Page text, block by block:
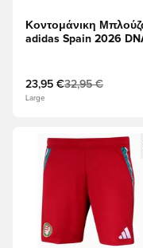
Κοντομάνικη
adidas Spain 2026
23,95 €32,95 €
Large
Ανοίγει ένα Modal